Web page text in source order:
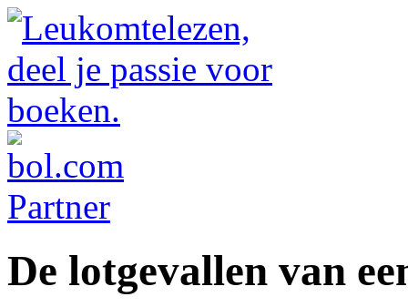
De lotgevallen van